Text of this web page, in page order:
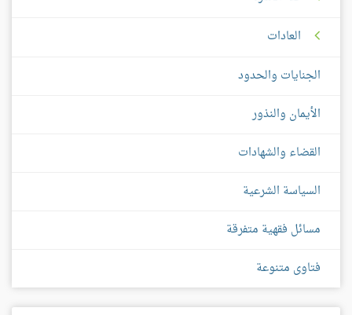
العادات
الجنايات والحدود
الأيمان والنذور
القضاء والشهادات
السياسة الشرعية
مسائل فقهية متفرقة
فتاوى متنوعة